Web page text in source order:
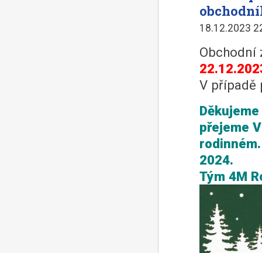
18.12.2023
Obchodní
V případě
přejeme
2024.
Tým 4M